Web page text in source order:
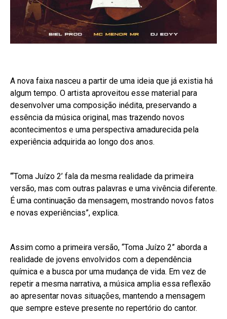
A nova faixa nasceu a partir de uma ideia que já existia há
algum tempo. O artista aproveitou esse material para
desenvolver uma composição inédita, preservando a
essência da música original, mas trazendo novos
acontecimentos e uma perspectiva amadurecida pela
experiência adquirida ao longo dos anos.
“‘Toma Juízo 2’ fala da mesma realidade da primeira
versão, mas com outras palavras e uma vivência diferente.
É uma continuação da mensagem, mostrando novos fatos
e novas experiências”, explica.
Assim como a primeira versão, “Toma Juízo 2” aborda a
realidade de jovens envolvidos com a dependência
química e a busca por uma mudança de vida. Em vez de
repetir a mesma narrativa, a música amplia essa reflexão
ao apresentar novas situações, mantendo a mensagem
que sempre esteve presente no repertório do cantor.